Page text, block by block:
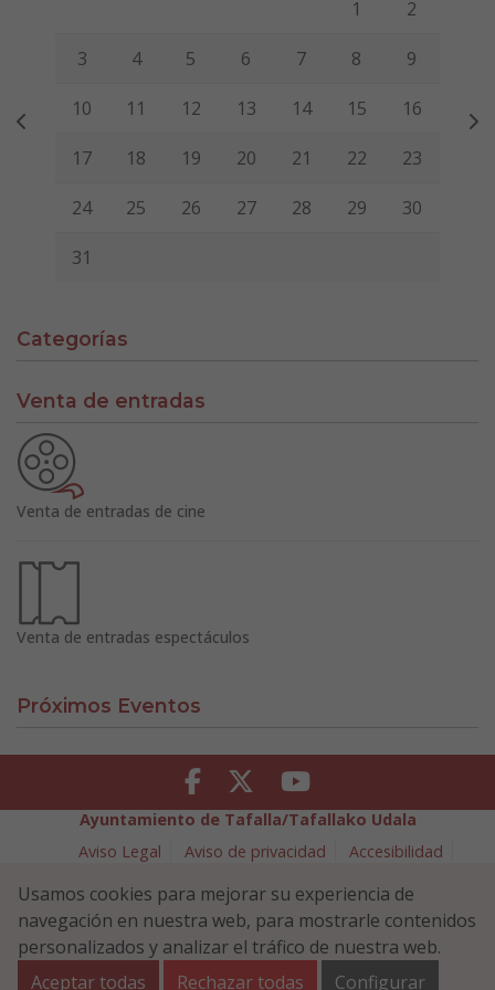
1 2
3 4 5 6 7 8 9
10 11 12 13 14 15 16
17 18 19 20 21 22 23
24 25 26 27 28 29 30
31
Categorías
Venta de entradas
Venta de entradas de cine
Venta de entradas espectáculos
Próximos Eventos
Facebook Twitter Youtube
Ayuntamiento de Tafalla/Tafallako Udala
Aviso Legal
Aviso de privacidad
Accesibilidad
Política de Seguridad de la Información
Plaza Navarra 5 - 31300 Tafalla (NAVARRA)
948 70 18 11
ayuntamiento@tafalla.es
Usamos cookies para mejorar su experiencia de
navegación en nuestra web, para mostrarle contenidos
personalizados y analizar el tráfico de nuestra web.
Aceptar todas
Rechazar todas Configurar